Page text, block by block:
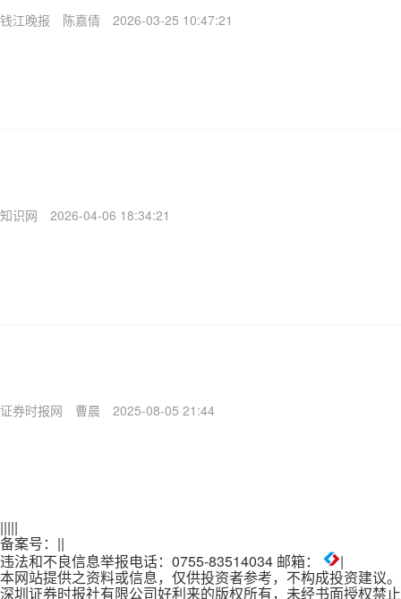
钱江晚报 陈嘉倩 2026-03-25 10:47:21
知识网 2026-04-06 18:34:21
证券时报网 曹晨 2025-08-05 21:44
|||||
备案号： ||
违法和不良信息举报电话：0755-83514034 邮箱：
|
本网站提供之资料或信息，仅供投资者参考，不构成投资建议。
深圳证券时报社有限公司好利来的版权所有，未经书面授权禁止